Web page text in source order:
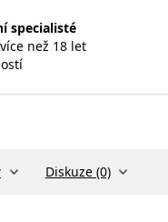
specialisté
než 18 let
Diskuze (0)